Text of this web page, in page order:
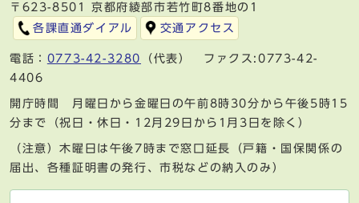
〒623-8501 京都府綾部市若竹町8番地の1
各課直通ダイアル
交通アクセス
電話： 0773-42-3280
（代表） ファクス:0773-42-
4406
開庁時間 月曜日から金曜日の午前8時30分から午後5時15
分まで（祝日・休日・12月29日から1月3日を除く）
（注意）木曜日は午後7時まで窓口延長（戸籍・国保関係の
届出、各種証明書の発行、市税などの納入のみ）